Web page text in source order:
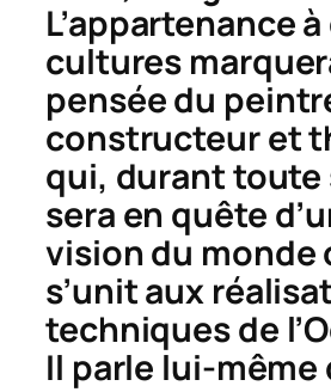
L’appartenance
cultures
pensée du
constructeur et
qui, durant toute
sera en quête
vision du monde
s’unit aux
techniques de
Il parle lui-même